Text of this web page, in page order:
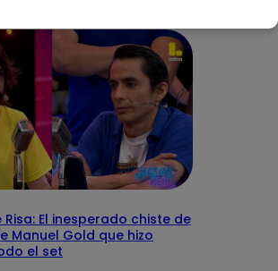
Risa: El inesperado chiste de
Manuel Gold que hizo
el set